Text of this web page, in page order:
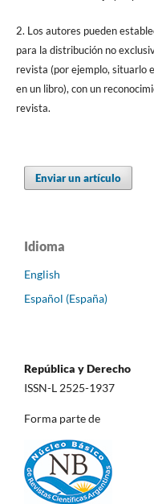
2. Los autores pueden
para la distribución no
revista (por ejemplo, situarlo
en un libro), con un
revista.
Enviar un artículo
Idioma
English
Español (España)
República y Derecho
ISSN-L 2525-1937
Forma parte de